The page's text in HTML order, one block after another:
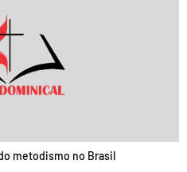
metodismo no Brasil